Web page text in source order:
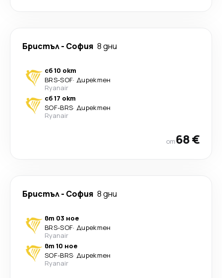
Бристъл- София 8 дни
сб 10 окт
BRS-SOF· Директен
Ryanair
сб 17 окт
SOF-BRS· Директен
Ryanair
от68 €
Бристъл- София 8 дни
вт 03 ное
BRS-SOF· Директен
Ryanair
вт 10 ное
SOF-BRS· Директен
Ryanair